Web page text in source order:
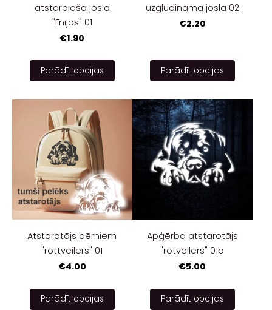
atstarojoša josla
"līnijas" 01
€1.90
Parādīt opcijas
uzgludināma josla 02
€2.20
Parādīt opcijas
Atstarotājs bērniem
"rottveilers" 01
€4.00
Parādīt opcijas
Apģērba atstarotājs
"rotveilers" 01b
€5.00
Parādīt opcijas